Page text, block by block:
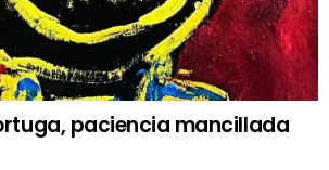
paciencia mancillada